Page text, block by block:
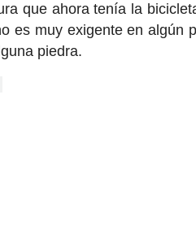
que ahora tenía la
es muy exigente en algún
piedra.